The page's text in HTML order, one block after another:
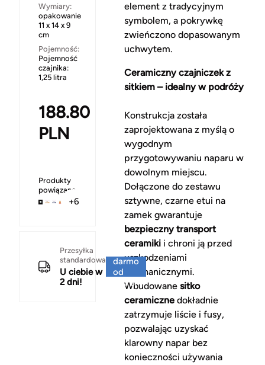
Wymiary:
opakowanie
11 x 14 x 9
cm
Pojemność:
Pojemność
czajnika:
1,25 litra
188.80
PLN
Produkty
powiązane
+6
Przesyłka
standardowa
U ciebie w
2 dni!
darmo
od
150 zł
element z tradycyjnym
symbolem, a pokrywkę
zwieńczono dopasowanym
uchwytem.
Ceramiczny czajniczek z
sitkiem – idealny w podróży
Konstrukcja została
zaprojektowana z myślą o
wygodnym
przygotowywaniu naparu w
dowolnym miejscu.
Dołączone do zestawu
sztywne, czarne etui na
zamek gwarantuje
bezpieczny transport
ceramikii chroni ją przed
uszkodzeniami
mechanicznymi.
Wbudowane sitko
ceramicznedokładnie
zatrzymuje liście i fusy,
pozwalając uzyskać
klarowny napar bez
konieczności używania